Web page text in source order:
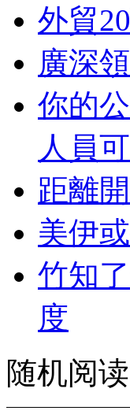
外貿
廣深
你的
人員
距離
美伊
竹知
度
随机阅读